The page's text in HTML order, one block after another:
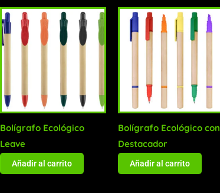
Bolígrafo Ecológico
Leave
Añadir al carrito
Bolígrafo Ecológico con
Destacador
Añadir al carrito